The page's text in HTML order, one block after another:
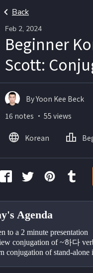
Back
Feb 2, 2024
Beginner
Scott:
Agenda
to a 2 minute presentation
conjugation of ~하다
conjugation of stand-alone
By Yoon Kee Beck
16 notes ・ 55 views
Korean